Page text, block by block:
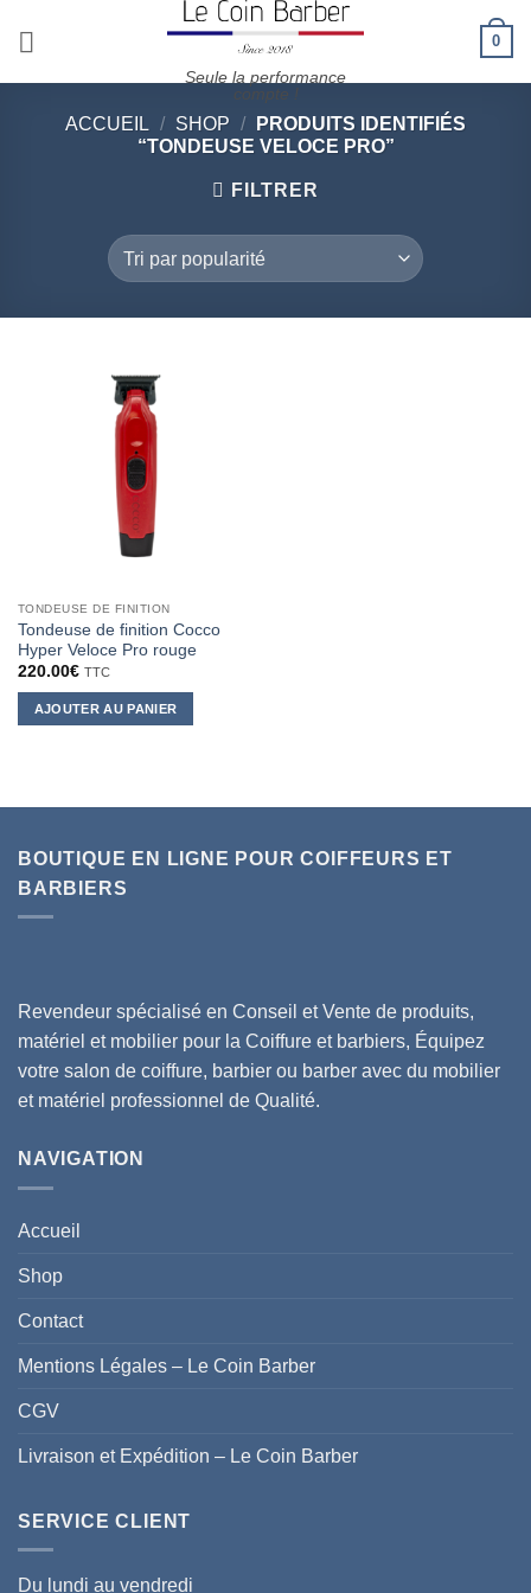
Seule la performance
compte !
0
ACCUEIL / SHOP /
PRODUITS IDENTIFIÉS
“TONDEUSE VELOCE PRO”
FILTRER
TONDEUSE DE FINITION
Tondeuse de finition Cocco
Hyper Veloce Pro rouge
220.00€ TTC
AJOUTER AU PANIER
BOUTIQUE EN LIGNE POUR COIFFEURS ET
BARBIERS
Revendeur spécialisé en Conseil et Vente de produits,
matériel et mobilier pour la Coiffure et barbiers, Équipez
votre salon de coiffure, barbier ou barber avec du mobilier
et matériel professionnel de Qualité.
NAVIGATION
Accueil
Shop
Contact
Mentions Légales – Le Coin Barber
CGV
Livraison et Expédition – Le Coin Barber
SERVICE CLIENT
Du lundi au vendredi